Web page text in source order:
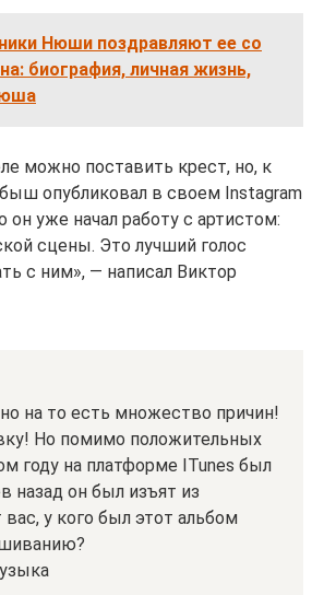
Нюши поздравляют ее со
биография, личная жизнь,
можно поставить крест, но, к
опубликовал в своем Instagram
уже начал работу с артистом:
сцены. Это лучший голос
с ним», — написал Виктор
на то есть множество причин!
Но помимо положительных
году на платформе ITunes был
назад он был изъят из
у кого был этот альбом